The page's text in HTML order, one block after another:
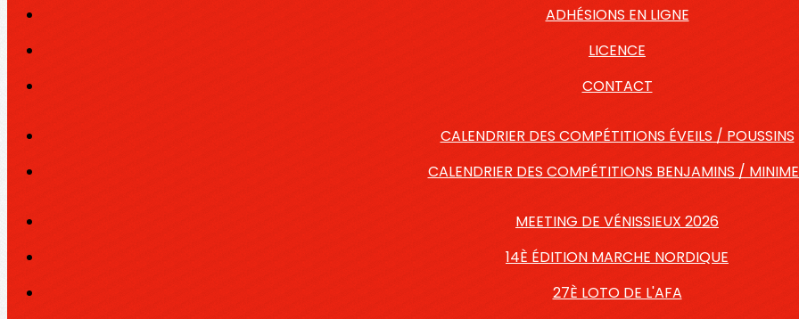
ADHÉSIONS EN LIGNE
LICENCE
CONTACT
CALENDRIER DES COMPÉTITIONS ÉVEILS / POUSSINS
CALENDRIER DES COMPÉTITIONS BENJAMINS /
MEETING DE VÉNISSIEUX 2026
14È ÉDITION MARCHE NORDIQUE
27È LOTO DE L'AFA